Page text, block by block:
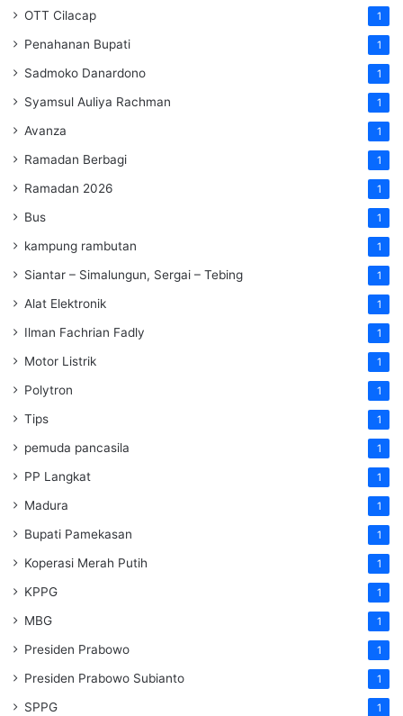
OTT Cilacap 1
Penahanan Bupati 1
Sadmoko Danardono 1
Syamsul Auliya Rachman 1
Avanza 1
Ramadan Berbagi 1
Ramadan 2026 1
Bus 1
kampung rambutan 1
Siantar – Simalungun, Sergai – Tebing 1
Alat Elektronik 1
Ilman Fachrian Fadly 1
Motor Listrik 1
Polytron 1
Tips 1
pemuda pancasila 1
PP Langkat 1
Madura 1
Bupati Pamekasan 1
Koperasi Merah Putih 1
KPPG 1
MBG 1
Presiden Prabowo 1
Presiden Prabowo Subianto 1
SPPG 1